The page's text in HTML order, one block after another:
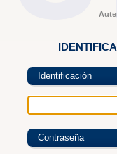
Identificación
Contraseña